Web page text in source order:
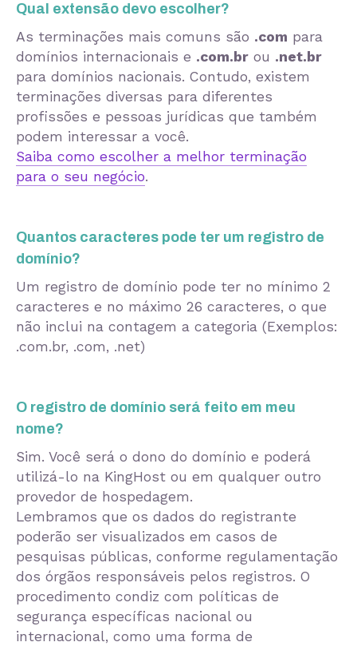
Qual extensão devo escolher?
As terminações mais comuns são .com para
domínios internacionais e .com.br ou .net.br
para domínios nacionais. Contudo, existem
terminações diversas para diferentes
profissões e pessoas jurídicas que também
podem interessar a você.
Saiba como escolher a melhor terminação
para o seu negócio.
Quantos caracteres pode ter um registro de
domínio?
Um registro de domínio pode ter no mínimo 2
caracteres e no máximo 26 caracteres, o que
não inclui na contagem a categoria (Exemplos:
.com.br, .com, .net)
O registro de domínio será feito em meu
nome?
Sim. Você será o dono do domínio e poderá
utilizá-lo na KingHost ou em qualquer outro
provedor de hospedagem.
Lembramos que os dados do registrante
poderão ser visualizados em casos de
pesquisas públicas, conforme regulamentação
dos órgãos responsáveis pelos registros. O
procedimento condiz com políticas de
segurança específicas nacional ou
internacional, como uma forma de